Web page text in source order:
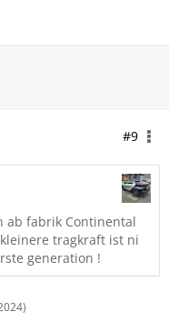
#9
ab fabrik Continental
tragkraft ist ni
generation !
)